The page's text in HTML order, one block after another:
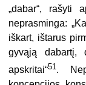
„dabar“, rašyti
neprasminga:
iškart, ištarus
gyvąją dabartį,
apskritai“51 .